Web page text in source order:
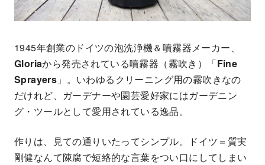
1945年創業のドイツの泡洗浄機＆噴霧器メーカー、
Gloriaから発売されている噴霧器（霧吹き）「Fine
Sprayers 」。いわゆるクリーニング用の霧吹きなの
だけれど、ガーデナーや園芸愛好家にはガーデニン
グ・ツールとして愛用されている逸品。
作りは、見ての通りいたってシンプル。ドイツ＝質実
剛健なんて陳腐で短絡的な言葉をつい口にしてしまい